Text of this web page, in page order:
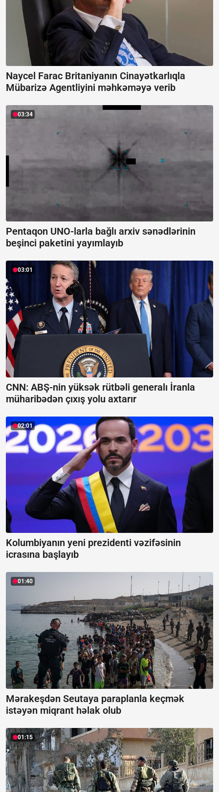
Naycel Farac Britaniyanın Cinayətkarlıqla
Mübarizə Agentliyini məhkəməyə verib
03:34
Pentaqon UNO-larla bağlı arxiv sənədlərinin
beşinci paketini yayımlayıb
03:01
CNN: ABŞ-nin yüksək rütbəli generalı İranla
müharibədən çıxış yolu axtarır
02:01
Kolumbiyanın yeni prezidenti vəzifəsinin
icrasına başlayıb
01:40
Mərakeşdən Seutaya paraplanla keçmək
istəyən miqrant həlak olub
01:15